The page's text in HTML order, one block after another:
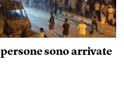
sono arrivate